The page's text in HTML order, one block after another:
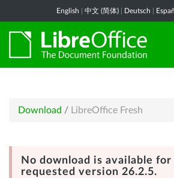
English 中文 (简体) Deutsch
Download / LibreOffice Fresh
No download is available for
requested version 26.2.5.